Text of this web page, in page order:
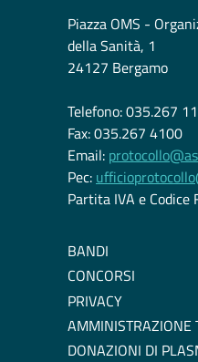
Piazza OMS -
della Sanità, 1
24127 Bergamo
Telefono: 035.267
Fax: 035.267 4100
Email:
Pec:
Partita IVA e
BANDI
CONCORSI
PRIVACY
AMMINISTRAZIONE
DONAZIONI DI